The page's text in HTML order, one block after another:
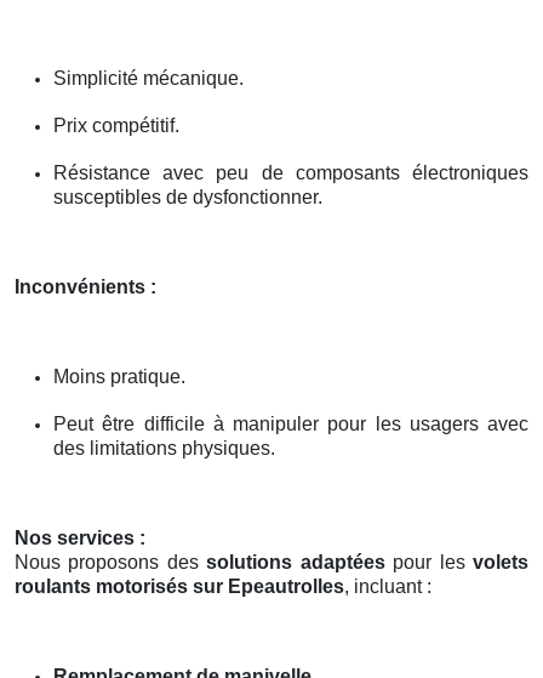
Simplicité mécanique.
Prix compétitif.
Résistance avec peu de composants électroniques
susceptibles de dysfonctionner.
Inconvénients :
Moins pratique.
Peut être difficile à manipuler pour les usagers avec
des limitations physiques.
Nos services :
Nous proposons dessolutions adaptéespour lesvolets
roulants motorisés sur Epeautrolles, incluant :